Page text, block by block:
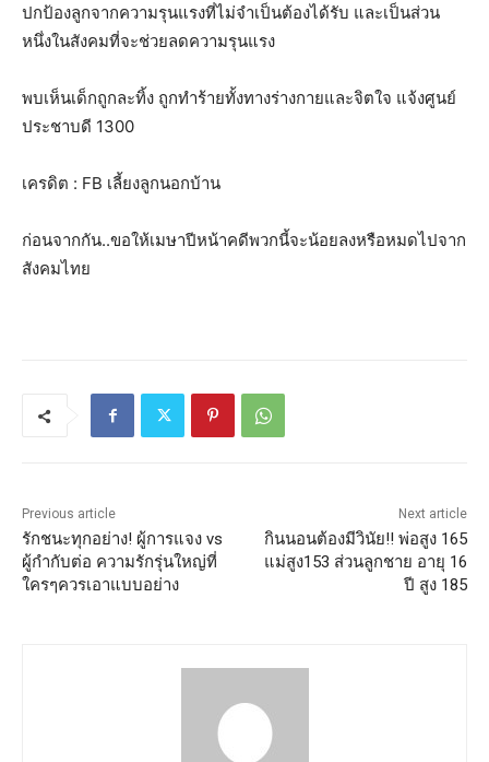
ปกป้องลูกจากความรุนแรงที่ไม่จำเป็นต้องได้รับ และเป็นส่วน
หนึ่งในสังคมที่จะช่วยลดความรุนแรง
พบเห็นเด็กถูกละทิ้ง ถูกทำร้ายทั้งทางร่างกายและจิตใจ แจ้งศูนย์
ประชาบดี 1300
เครดิต : FB เลี้ยงลูกนอกบ้าน
ก่อนจากกัน..ขอให้เมษาปีหน้าคดีพวกนี้จะน้อยลงหรือหมดไปจาก
สังคมไทย
Previous article
รักชนะทุกอย่าง! ผู้การแจง vs
ผู้กำกับต่อ ความรักรุ่นใหญ่ที่
ใครๆควรเอาแบบอย่าง
Next article
กินนอนต้องมีวินัย!! พ่อสูง 165
แม่สูง153 ส่วนลูกชาย อายุ 16
ปี สูง 185